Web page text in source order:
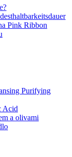
Pink Ribbon
Purifying
Acid
a olivami